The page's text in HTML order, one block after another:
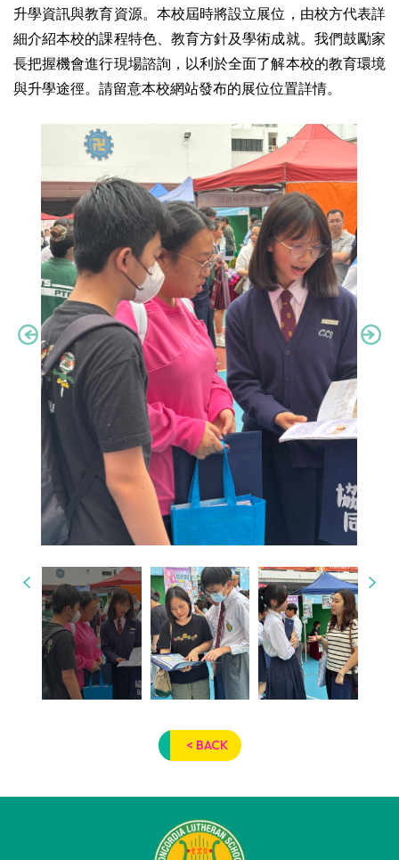
升學資訊與教育資源。本校屆時將設立展位，由校方代表詳
細介紹本校的課程特色、教育方針及學術成就。我們鼓勵家
長把握機會進行現場諮詢，以利於全面了解本校的教育環境
與升學途徑。請留意本校網站發布的展位位置詳情。
< BACK